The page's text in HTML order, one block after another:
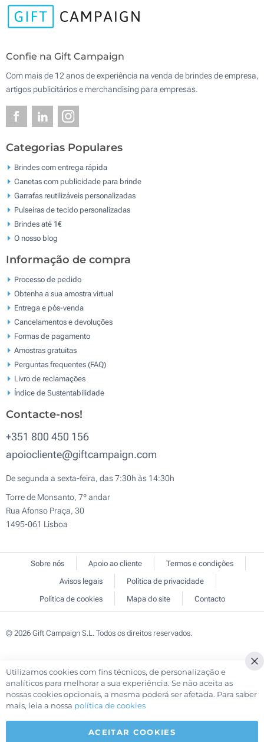
Confie na Gift Campaign
Com mais de 12 anos de experiência na venda de brindes de empresa,
artigos publicitários e merchandising para empresas.
Categorias Populares
Brindes com entrega rápida
Canetas com publicidade para brinde
Garrafas reutilizáveis personalizadas
Pulseiras de tecido personalizadas
Brindes até 1€
O nosso blog
Informação de compra
Processo de pedido
Obtenha a sua amostra virtual
Entrega e pós-venda
Cancelamentos e devoluções
Formas de pagamento
Amostras gratuitas
Perguntas frequentes (FAQ)
Livro de reclamaçōes
Índice de Sustentabilidade
Contacte-nos!
+351 800 450 156
apoiocliente@giftcampaign.com
De segunda a sexta-feira, das 7:30h às 14:30h
Torre de Monsanto, 7º andar
Rua Afonso Praça, 30
1495-061 Lisboa
Sobre nós Apoio ao cliente
Termos e condições
Avisos legais
Política de privacidade
Política de cookies
Mapa do site Contacto
© 2026 Gift Campaign S.L. Todos os direitos reservados.
Utilizamos cookies com fins técnicos, de personalização e
analíticos para melhorar a sua experiência. Se não aceita as
nossas cookies opcionais, a mesma poderá ser afetada. Para saber
mais, leia a nossa política de cookies
ACEITAR COOKIES